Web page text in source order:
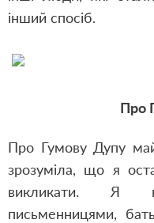
інший спосіб.
Про
Про Гумову Дупу
зрозуміла, що я
викликати. Я
письменницями,